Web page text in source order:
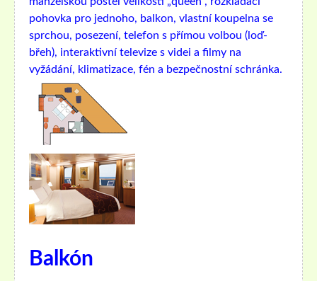
pohovka pro jednoho, balkon, vlastní koupelna se
sprchou, posezení, telefon s přímou volbou (loď-
břeh), interaktivní televize s videi a filmy na
vyžádání, klimatizace, fén a bezpečnostní schránka.
Balkón